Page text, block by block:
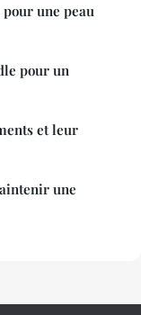
une peau
pour un
et leur
une